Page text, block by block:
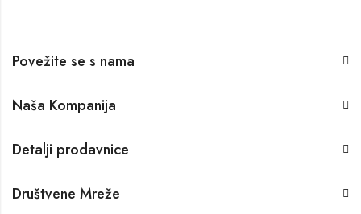
Povežite se s nama
Naša Kompanija
Detalji prodavnice
Društvene Mreže